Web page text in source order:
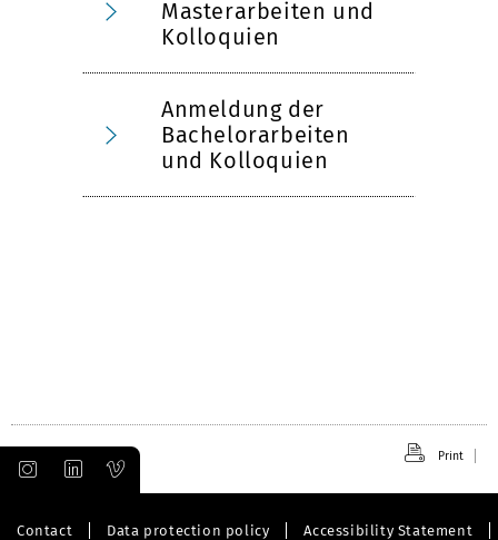
Masterarbeiten und
Kolloquien
Anmeldung der
Bachelorarbeiten
und Kolloquien
Print
Contact Data protection policy Accessibility Statement